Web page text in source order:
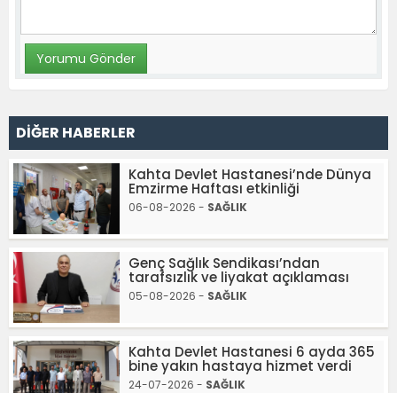
DİĞER HABERLER
Kahta Devlet Hastanesi’nde Dünya
Emzirme Haftası etkinliği
06-08-2026 - SAĞLIK
Genç Sağlık Sendikası’ndan
tarafsızlık ve liyakat açıklaması
05-08-2026 - SAĞLIK
Kahta Devlet Hastanesi 6 ayda 365
bine yakın hastaya hizmet verdi
24-07-2026 - SAĞLIK